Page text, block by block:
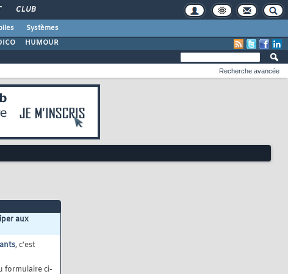
CLUB
Systèmes
HUMOUR
Recherche avancée
aux
, c'est
formulaire ci-